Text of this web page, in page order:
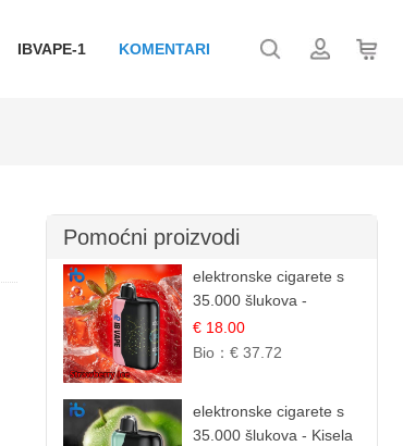
IBVAPE-1 KOMENTARI
Pomoćni proizvodi
elektronske cigarete s
35.000 šlukova -
Jagoda Led | Ohladivši i
Osježavajući Okus
€ 18.00
Bio： € 37.72
elektronske cigarete s
35.000 šlukova - Kisela